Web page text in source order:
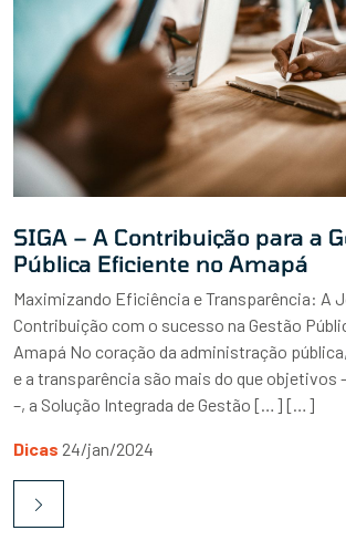
SIGA – A Contribuição para a
Pública Eficiente no Amapá
Maximizando Eficiência e Transparência: A
Contribuição com o sucesso na Gestão
Amapá No coração da administração
e a transparência são mais do que objetivos
–, a Solução Integrada de Gestão […] […]
Dicas 24/jan/2024